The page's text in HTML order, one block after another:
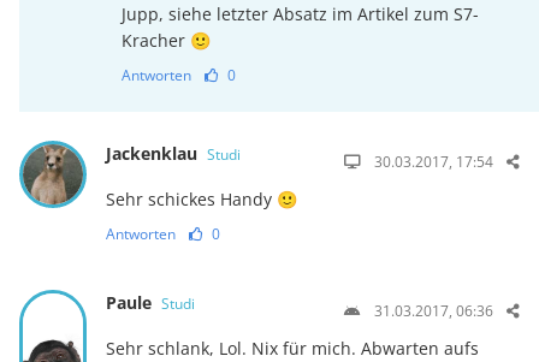
Jupp, siehe letzter Absatz im Artikel zum S7-
Kracher 🙂
Antworten 0
Jackenklau Studi 30.03.2017, 17:54
Sehr schickes Handy 🙂
Antworten 0
Paule Studi 31.03.2017, 06:36
Sehr schlank, Lol. Nix für mich. Abwarten aufs